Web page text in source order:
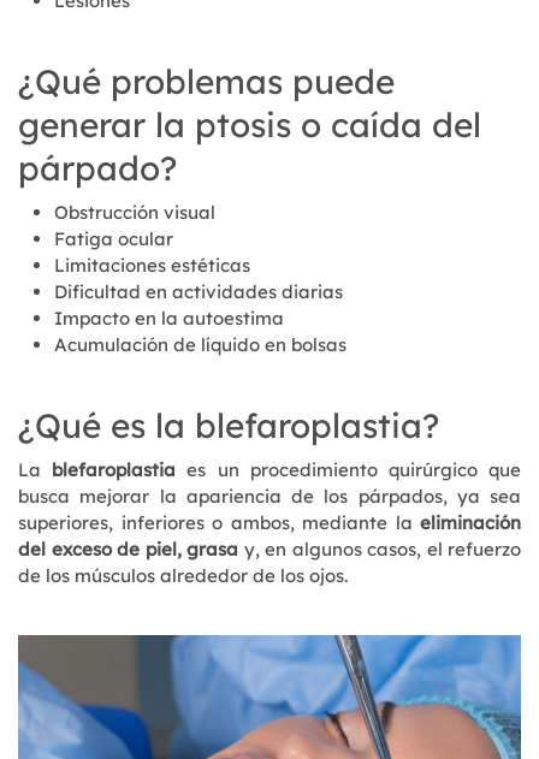
¿Qué problemas puede
generar la ptosis o caída del
párpado?
Obstrucción visual
Fatiga ocular
Limitaciones estéticas
Dificultad en actividades diarias
Impacto en la autoestima
Acumulación de líquido en bolsas
¿Qué es la blefaroplastia?
La blefaroplastia es un procedimiento quirúrgico que
busca mejorar la apariencia de los párpados, ya sea
superiores, inferiores o ambos, mediante la eliminación
del exceso de piel, grasa y, en algunos casos, el refuerzo
de los músculos alrededor de los ojos.